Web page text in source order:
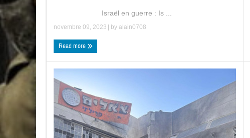
Israël en guerre : Is ...
novembre 09, 2023 | by alain0708
Read more